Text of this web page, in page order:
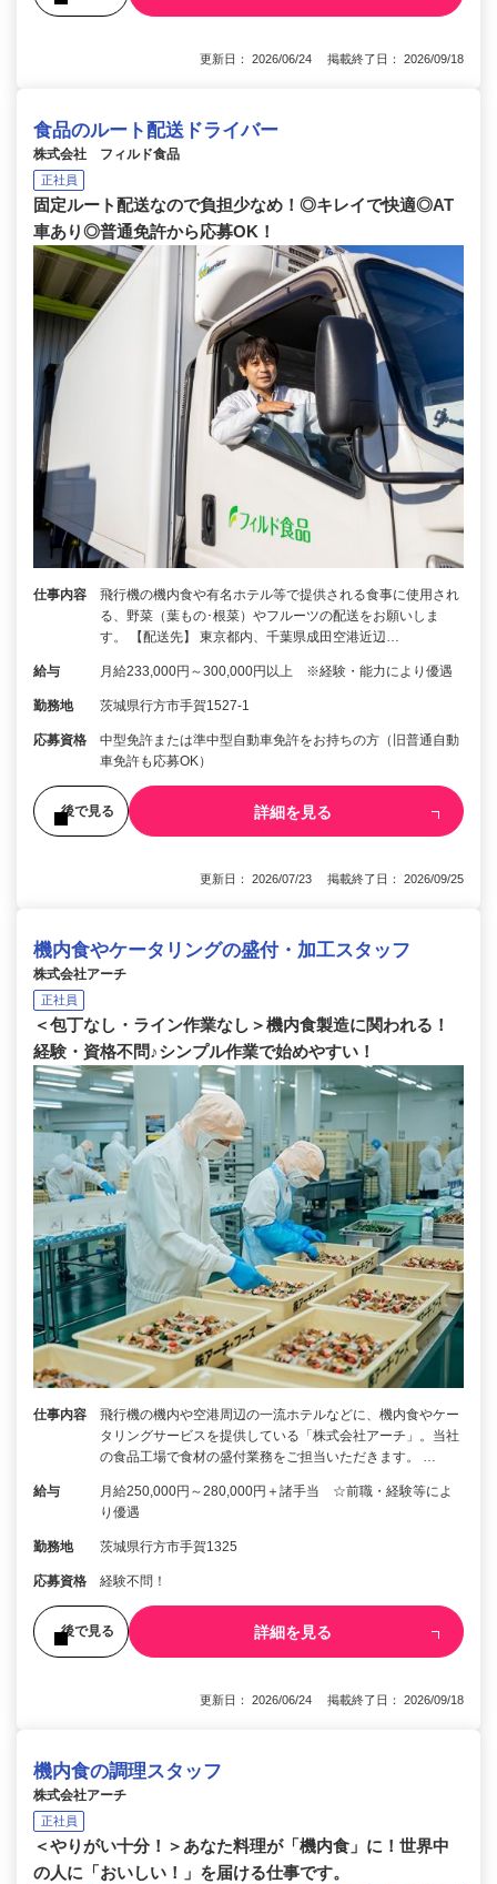
更新日： 2026/06/24 掲載終了日： 2026/09/18
食品のルート配送ドライバー
株式会社 フィルド食品
正社員
固定ルート配送なので負担少なめ！◎キレイで快適◎AT
車あり◎普通免許から応募OK！
仕事内容
飛行機の機内食や有名ホテル等で提供される食事に使用され
る、野菜（葉もの･根菜）やフルーツの配送をお願いしま
す。 【配送先】 東京都内、千葉県成田空港近辺…
給与 月給233,000円～300,000円以上 ※経験・能力により優遇
勤務地 茨城県行方市手賀1527-1
応募資格
中型免許または準中型自動車免許をお持ちの方（旧普通自動
車免許も応募OK）
後で見る 詳細を見る
更新日： 2026/07/23 掲載終了日： 2026/09/25
機内食やケータリングの盛付・加工スタッフ
株式会社アーチ
正社員
＜包丁なし・ライン作業なし＞機内食製造に関われる！
経験・資格不問♪シンプル作業で始めやすい！
仕事内容
飛行機の機内や空港周辺の一流ホテルなどに、機内食やケー
タリングサービスを提供している「株式会社アーチ」。当社
の食品工場で食材の盛付業務をご担当いただきます。 …
給与
月給250,000円～280,000円＋諸手当 ☆前職・経験等によ
り優遇
勤務地 茨城県行方市手賀1325
応募資格 経験不問！
後で見る 詳細を見る
更新日： 2026/06/24 掲載終了日： 2026/09/18
機内食の調理スタッフ
株式会社アーチ
正社員
＜やりがい十分！＞あなた料理が「機内食」に！世界中
の人に「おいしい！」を届ける仕事です。